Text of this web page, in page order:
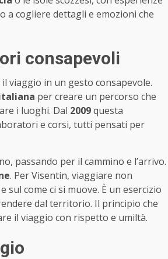
a cogliere dettagli e emozioni che
consapevoli
viaggio in un gesto consapevole.
per creare un percorso che
i luoghi. Dal 2009questa
e corsi, tutti pensati per
passando per il cammino e l’arrivo.
. Per Visentin, viaggiare non
come ci si muove. È un esercizio
dal territorio. Il principio che
il viaggio con rispetto e umiltà.